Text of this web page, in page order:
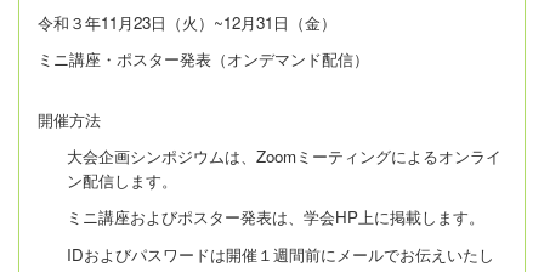
令和３年11 月23日（火） ~12月31 日（金）
ミニ講座・ポスター発表（オンデマンド配信）
開催方法
大会企画シンポジウムは、 Zoom ミーティングによるオンライ
ン配信します。
ミニ講座およびポスター発表は、学会HP 上に掲載します。
IDおよびパスワードは開催１週間前にメールでお伝えいたし